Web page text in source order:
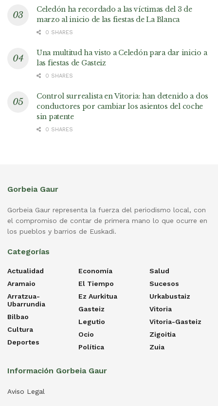
Celedón ha recordado a las víctimas del 3 de
marzo al inicio de las fiestas de La Blanca
0 SHARES
Una multitud ha visto a Celedón para dar inicio a
las fiestas de Gasteiz
0 SHARES
Control surrealista en Vitoria: han detenido a dos
conductores por cambiar los asientos del coche
sin patente
0 SHARES
Gorbeia Gaur
Gorbeia Gaur representa la fuerza del periodismo local, con
el compromiso de contar de primera mano lo que ocurre en
los pueblos y barrios de Euskadi.
Categorías
Actualidad
Aramaio
Arratzua-
Ubarrundia
Bilbao
Cultura
Deportes
Economía
El Tiempo
Ez Aurkitua
Gasteiz
Legutio
Ocio
Política
Salud
Sucesos
Urkabustaiz
Vitoria
Vitoria-Gasteiz
Zigoitia
Zuia
Información Gorbeia Gaur
Aviso Legal